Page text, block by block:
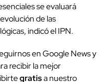
se evaluará
de las
indicó el IPN.
en Google News y
recibir la mejor
gratisa nuestro